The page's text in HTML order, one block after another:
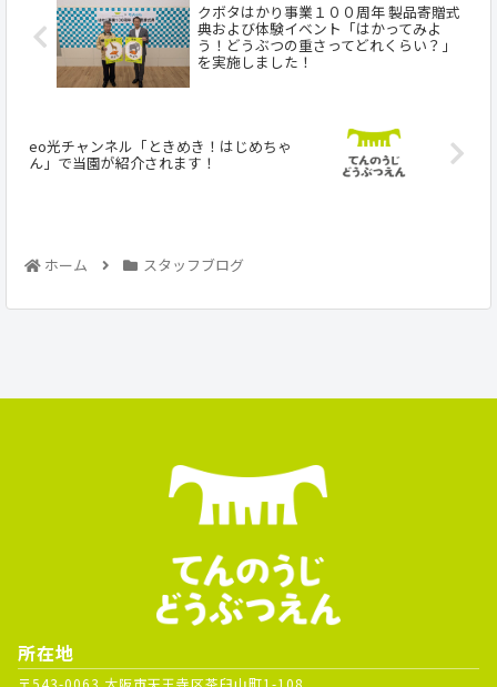
クボタはかり事業１００周年 製品寄贈式
典および体験イベント「はかってみよ
う！どうぶつの重さってどれくらい？」
を実施しました！
eo光チャンネル「ときめき！はじめちゃ
ん」で当園が紹介されます！
ホーム スタッフブログ
所在地